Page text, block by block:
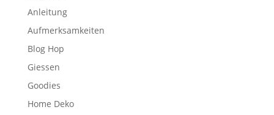
Anleitung
Aufmerksamkeiten
Blog Hop
Giessen
Goodies
Home Deko